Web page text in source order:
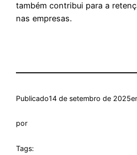
também contribui para a
nas empresas.
Publicado14 de setembro de 2025
por
Tags: